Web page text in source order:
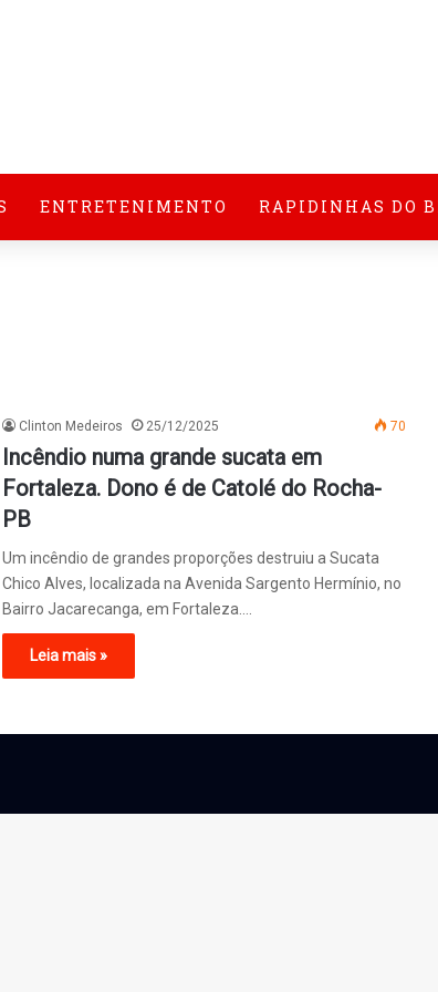
ENTRETENIMENTO RAPIDINHAS DO
Clinton Medeiros 25/12/2025 70
Incêndio numa grande sucata em
Fortaleza. Dono é de Catolé do Rocha-
PB
Um incêndio de grandes proporções destruiu a Sucata
Chico Alves, localizada na Avenida Sargento Hermínio, no
Bairro Jacarecanga, em Fortaleza.…
Leia mais »